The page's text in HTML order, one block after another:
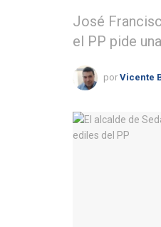
José
el PP pide
por Vicente